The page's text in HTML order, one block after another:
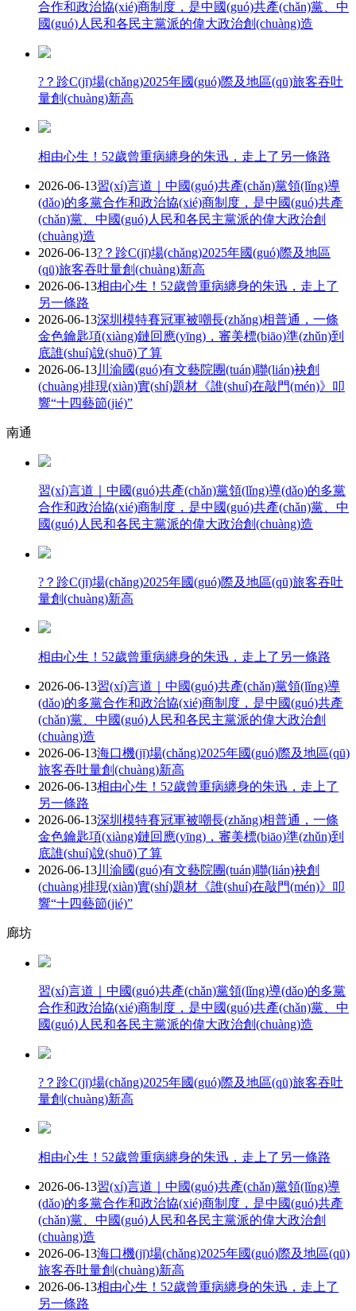
合作和政治協(xié)商制度，是中國(guó)共產(chǎn)黨、中
國(guó)人民和各民主黨派的偉大政治創(chuàng)造
?？跈C(jī)場(chǎng)2025年國(guó)際及地區(qū)旅客吞吐
量創(chuàng)新高
相由心生！52歲曾重病纏身的朱迅，走上了另一條路
2026-06-13習(xí)言道｜中國(guó)共產(chǎn)黨領(lǐng)導
(dǎo)的多黨合作和政治協(xié)商制度，是中國(guó)共產
(chǎn)黨、中國(guó)人民和各民主黨派的偉大政治創
(chuàng)造
2026-06-13?？跈C(jī)場(chǎng)2025年國(guó)際及地區
(qū)旅客吞吐量創(chuàng)新高
2026-06-13相由心生！52歲曾重病纏身的朱迅，走上了
另一條路
2026-06-13深圳模特賽冠軍被嘲長(zhǎng)相普通，一條
金色鑰匙項(xiàng)鏈回應(yīng)，審美標(biāo)準(zhǔn)到
底誰(shuí)說(shuō)了算
2026-06-13川渝國(guó)有文藝院團(tuán)聯(lián)袂創
(chuàng)排現(xiàn)實(shí)題材《誰(shuí)在敲門(mén)》叩
響“十四藝節(jié)”
南通
習(xí)言道｜中國(guó)共產(chǎn)黨領(lǐng)導(dǎo)的多黨
合作和政治協(xié)商制度，是中國(guó)共產(chǎn)黨、中
國(guó)人民和各民主黨派的偉大政治創(chuàng)造
?？跈C(jī)場(chǎng)2025年國(guó)際及地區(qū)旅客吞吐
量創(chuàng)新高
相由心生！52歲曾重病纏身的朱迅，走上了另一條路
2026-06-13習(xí)言道｜中國(guó)共產(chǎn)黨領(lǐng)導
(dǎo)的多黨合作和政治協(xié)商制度，是中國(guó)共產
(chǎn)黨、中國(guó)人民和各民主黨派的偉大政治創
(chuàng)造
2026-06-13海口機(jī)場(chǎng)2025年國(guó)際及地區(qū)
旅客吞吐量創(chuàng)新高
2026-06-13相由心生！52歲曾重病纏身的朱迅，走上了
另一條路
2026-06-13深圳模特賽冠軍被嘲長(zhǎng)相普通，一條
金色鑰匙項(xiàng)鏈回應(yīng)，審美標(biāo)準(zhǔn)到
底誰(shuí)說(shuō)了算
2026-06-13川渝國(guó)有文藝院團(tuán)聯(lián)袂創
(chuàng)排現(xiàn)實(shí)題材《誰(shuí)在敲門(mén)》叩
響“十四藝節(jié)”
廊坊
習(xí)言道｜中國(guó)共產(chǎn)黨領(lǐng)導(dǎo)的多黨
合作和政治協(xié)商制度，是中國(guó)共產(chǎn)黨、中
國(guó)人民和各民主黨派的偉大政治創(chuàng)造
?？跈C(jī)場(chǎng)2025年國(guó)際及地區(qū)旅客吞吐
量創(chuàng)新高
相由心生！52歲曾重病纏身的朱迅，走上了另一條路
2026-06-13習(xí)言道｜中國(guó)共產(chǎn)黨領(lǐng)導
(dǎo)的多黨合作和政治協(xié)商制度，是中國(guó)共產
(chǎn)黨、中國(guó)人民和各民主黨派的偉大政治創
(chuàng)造
2026-06-13海口機(jī)場(chǎng)2025年國(guó)際及地區(qū)
旅客吞吐量創(chuàng)新高
2026-06-13相由心生！52歲曾重病纏身的朱迅，走上了
另一條路